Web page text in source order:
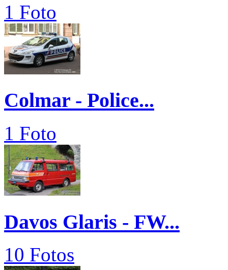
1 Foto
Colmar - Police...
1 Foto
Davos Glaris - FW...
10 Fotos